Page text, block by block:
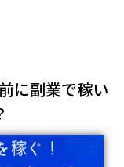
に副業で稼い